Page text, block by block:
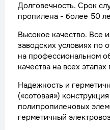
Долговечность. Срок
пропилена - более 50
Высокое качество. Все
заводских условиях по
на профессиональном
качества на всех
Надежность и
(«сотовая»)
полипропиленовых
герметичный